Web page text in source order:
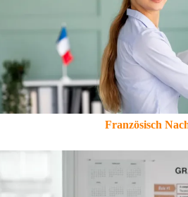
Französisch